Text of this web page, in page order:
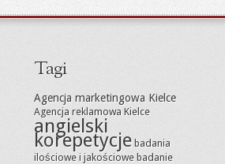
Tagi
Agencja marketingowa Kielce
Agencja reklamowa Kielce
angielski
korepetycje badania
ilościowe i jakościowe badanie